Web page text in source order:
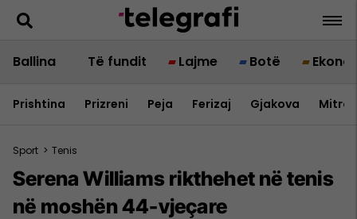
Ballina Të fundit Lajme Botë
Prishtina Prizreni Peja Ferizaj Gjakova
Sport > Tenis
Serena Williams rikthehet në tenis
në moshën 44-vjeçare